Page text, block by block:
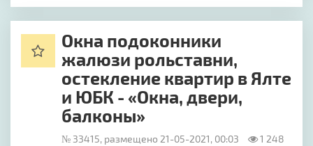
Окна подоконники
жалюзи рольставни,
остекление квартир в Ялте
и ЮБК - «Окна, двери,
балконы»
№ 33415, размещено 21-05-2021, 00:03
1 248